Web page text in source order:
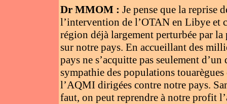
Dr MMOM : Je pense que la reprise
l’intervention de l’OTAN en Libye et
région déjà largement perturbée par la
sur notre pays. En accueillant des
pays ne s’acquitte pas seulement
sympathie des populations
l’AQMI dirigées contre notre pays.
faut, on peut reprendre à notre profit